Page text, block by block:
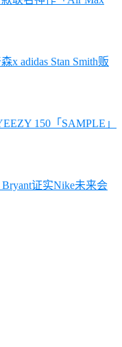
x adidas Stan Smith贩
150「SAMPLE」
Bryant证实Nike未来会